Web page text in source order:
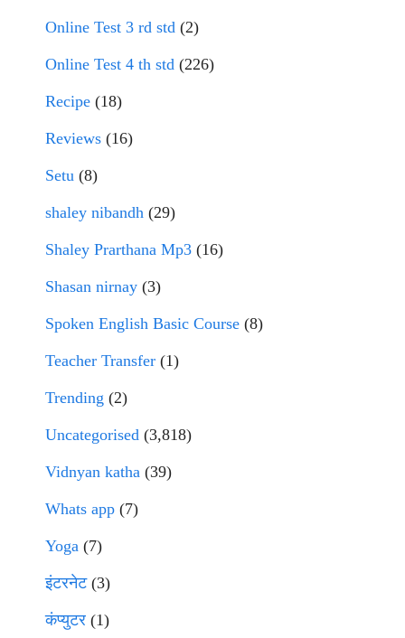
Online Test 3 rd std (2)
Online Test 4 th std (226)
Recipe (18)
Reviews (16)
Setu (8)
shaley nibandh (29)
Shaley Prarthana Mp3 (16)
Shasan nirnay (3)
Spoken English Basic Course (8)
Teacher Transfer (1)
Trending (2)
Uncategorised (3,818)
Vidnyan katha (39)
Whats app (7)
Yoga (7)
इंटरनेट(3)
कंप्युटर (1)